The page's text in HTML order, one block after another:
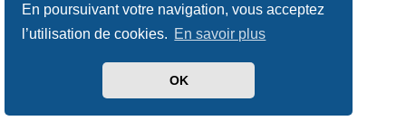
En poursuivant votre navigation, vous acceptez
l’utilisation de cookies. En savoir plus
OK